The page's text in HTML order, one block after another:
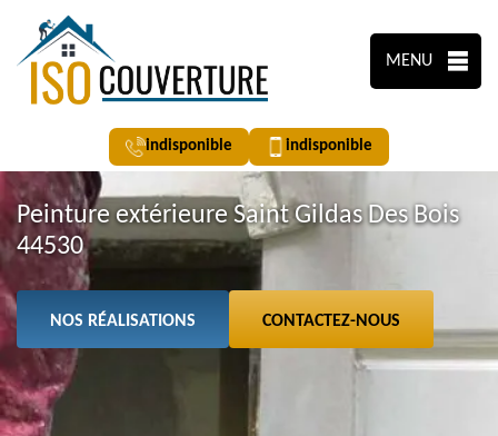
MENU
indisponible indisponible
Peinture extérieure Saint Gildas Des Bois
44530
NOS RÉALISATIONS CONTACTEZ-NOUS